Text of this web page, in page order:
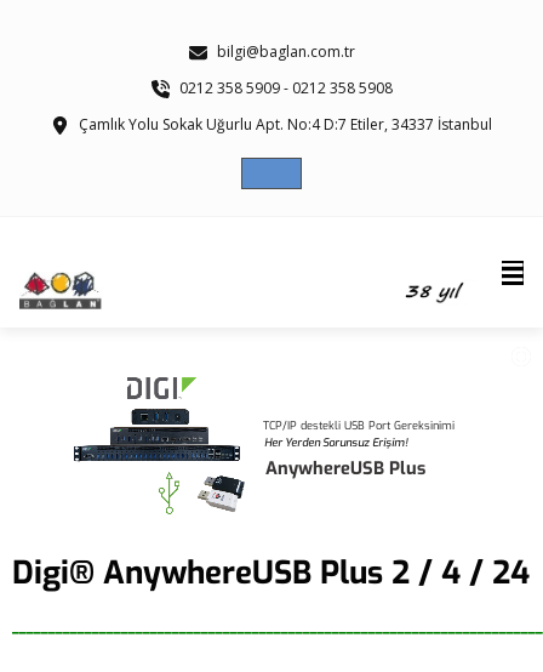
bilgi@baglan.com.tr
0212 358 5909 - 0212 358 5908
Çamlık Yolu Sokak Uğurlu Apt. No:4 D:7 Etiler, 34337 İstanbul
Her Yerden Sorunsuz Erişim!
TCP/IP destekli USB Port Gereksinimi
AnywhereUSB Plus
Digi® AnywhereUSB Plus 2 / 4 / 24